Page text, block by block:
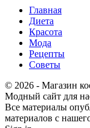
Главная
Диета
Красота
Мода
Рецепты
Советы
© 2026 - Магазин
Модный сайт для
Все материалы
материалов с